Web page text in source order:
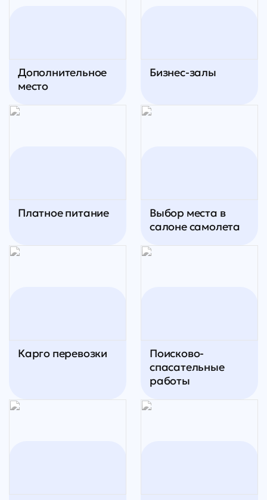
Дополнительное
место
Бизнес-залы
Платное питание
Выбор места в
салоне самолета
Карго перевозки
Поисково-
спасательные
работы